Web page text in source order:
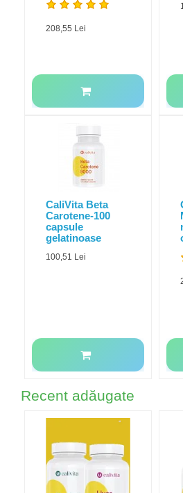
208,55 Lei
CaliVita Beta
Carotene-100
capsule
gelatinoase
100,51 Lei
Recent adăugate